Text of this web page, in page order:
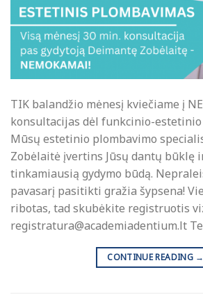
TIK balandžio mėnesį kviečiame į
konsultacijas dėl funkcinio-
Mūsų estetinio plombavimo
Zobėlaitė įvertins Jūsų dantų būklę
tinkamiausią gydymo būdą.
pavasarį pasitikti gražia šypsena!
ribotas, tad skubėkite registruotis
registratura@academiadentium.lt
CONTINUE READING →